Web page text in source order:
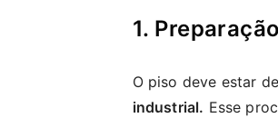
1.
O piso deve estar
industrial. Esse